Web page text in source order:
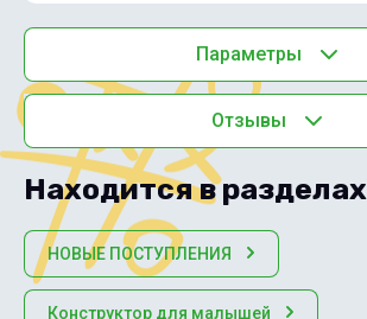
Параметры
Отзывы
Находится в разделах
НОВЫЕ ПОСТУПЛЕНИЯ
Конструктор для малышей